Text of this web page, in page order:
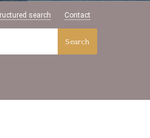
search Contact
Search